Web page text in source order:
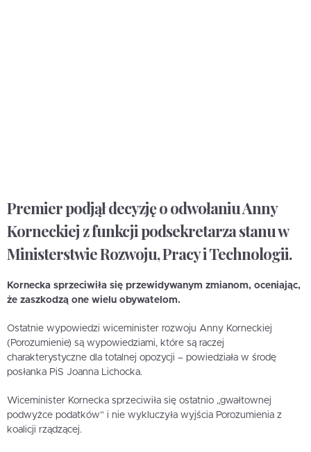
Premier podjął decyzję o odwołaniu Anny
Korneckiej z funkcji podsekretarza stanu w
Ministerstwie Rozwoju, Pracy i Technologii.
Kornecka sprzeciwiła się przewidywanym zmianom, oceniając,
że zaszkodzą one wielu obywatelom.
Ostatnie wypowiedzi wiceminister rozwoju Anny Korneckiej
(Porozumienie) są wypowiedziami, które są raczej
charakterystyczne dla totalnej opozycji – powiedziała w środę
posłanka PiS Joanna Lichocka.
Wiceminister Kornecka sprzeciwiła się ostatnio „gwałtownej
podwyżce podatków” i nie wykluczyła wyjścia Porozumienia z
koalicji rządzącej.